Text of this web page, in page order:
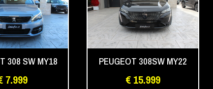
308 SW MY18
7.999
PEUGEOT 308SW MY22
€ 15.999